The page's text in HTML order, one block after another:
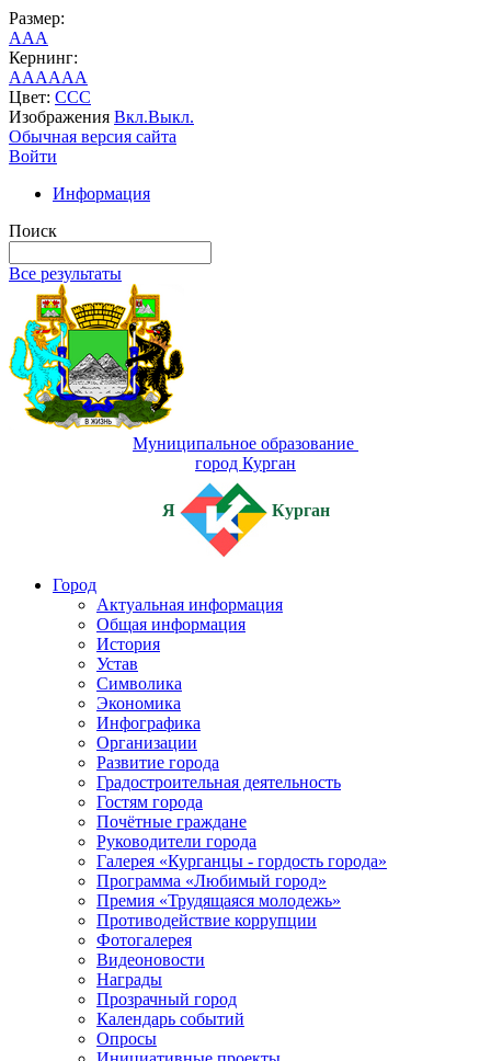
Размер:
AAA
Кернинг:
AAAAAA
Цвет: CCC
Изображения Вкл.Выкл.
Обычная версия сайта
Войти
Информация
Поиск
Все результаты
Муниципальное образование
город Курган
Я Курган
Город
Актуальная информация
Общая информация
История
Устав
Символика
Экономика
Инфографика
Организации
Развитие города
Градостроительная деятельность
Гостям города
Почётные граждане
Руководители города
Галерея «Курганцы - гордость города»
Программа «Любимый город»
Премия «Трудящаяся молодежь»
Противодействие коррупции
Фотогалерея
Видеоновости
Награды
Прозрачный город
Календарь событий
Опросы